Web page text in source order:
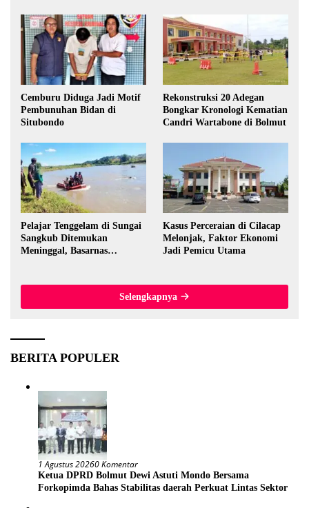
Cemburu Diduga Jadi Motif
Pembunuhan Bidan di
Situbondo
Rekonstruksi 20 Adegan
Bongkar Kronologi Kematian
Candri Wartabone di Bolmut
Pelajar Tenggelam di Sungai
Sangkub Ditemukan
Meninggal, Basarnas
Kasus Perceraian di Cilacap
Melonjak, Faktor Ekonomi
Jadi Pemicu Utama
Selengkapnya
BERITA POPULER
1 Agustus 20260 Komentar
Ketua DPRD Bolmut Dewi Astuti Mondo Bersama
Forkopimda Bahas Stabilitas daerah Perkuat Lintas Sektor